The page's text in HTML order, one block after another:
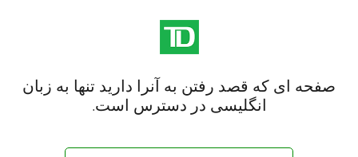
صفحه ای که قصد رفتن به آنرا دارید تنها به زبان
انگلیسی در دسترس است.